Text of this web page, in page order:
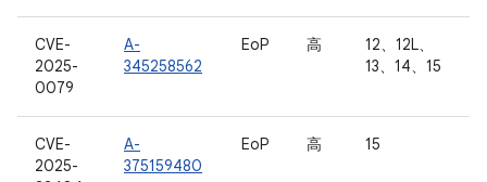
CVE-
2025-
0079
A-
345258562
EoP 高
12、12L、
13、14、15
CVE-
2025-
A-
375159480
EoP 高 15